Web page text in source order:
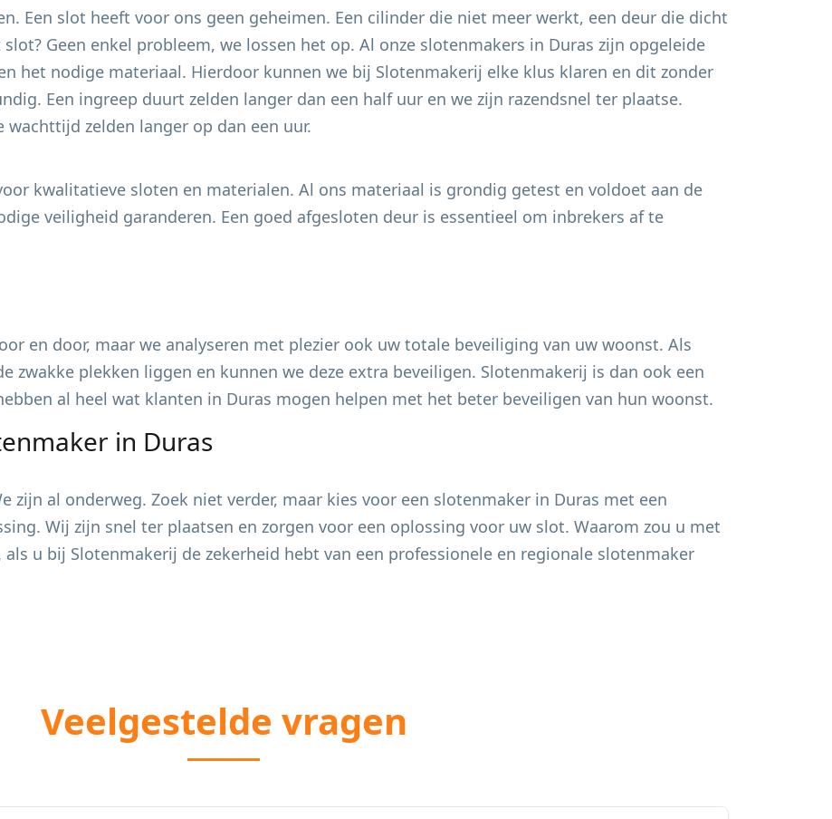
Een slot heeft voor ons geen geheimen. Een cilinder die niet meer werkt, een deur die dicht
Geen enkel probleem, we lossen het op. Al onze slotenmakers in Duras zijn opgeleide
het nodige materiaal. Hierdoor kunnen we bij Slotenmakerij elke klus klaren en dit zonder
Een ingreep duurt zelden langer dan een half uur en we zijn razendsnel ter plaatse.
zelden langer op dan een uur.
kwalitatieve sloten en materialen. Al ons materiaal is grondig getest en voldoet aan de
veiligheid garanderen. Een goed afgesloten deur is essentieel om inbrekers af te
en door, maar we analyseren met plezier ook uw totale beveiliging van uw woonst. Als
zwakke plekken liggen en kunnen we deze extra beveiligen. Slotenmakerij is dan ook een
al heel wat klanten in Duras mogen helpen met het beter beveiligen van hun woonst.
in Duras
zijn al onderweg. Zoek niet verder, maar kies voor een slotenmaker in Duras met een
Wij zijn snel ter plaatsen en zorgen voor een oplossing voor uw slot. Waarom zou u met
u bij Slotenmakerij de zekerheid hebt van een professionele en regionale slotenmaker
Veelgestelde vragen